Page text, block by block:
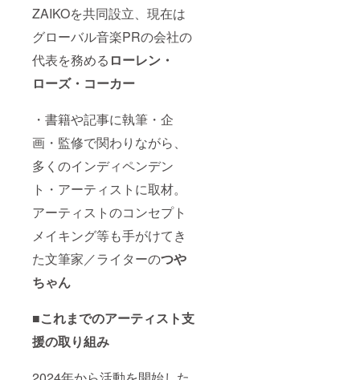
ZAIKOを共同設立、現在は
グローバル音楽PRの会社の
代表を務める ローレン・
ローズ・コーカー
・書籍や記事に執筆・企
画・監修で関わりながら、
多くのインディペンデン
ト・アーティストに取材。
アーティストのコンセプト
メイキング等も手がけてき
た文筆家／ライターのつや
ちゃん
■これまでのアーティスト支
援の取り組み